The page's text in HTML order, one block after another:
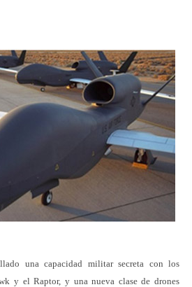
una capacidad militar secreta con los
y el Raptor, y una nueva clase de drones